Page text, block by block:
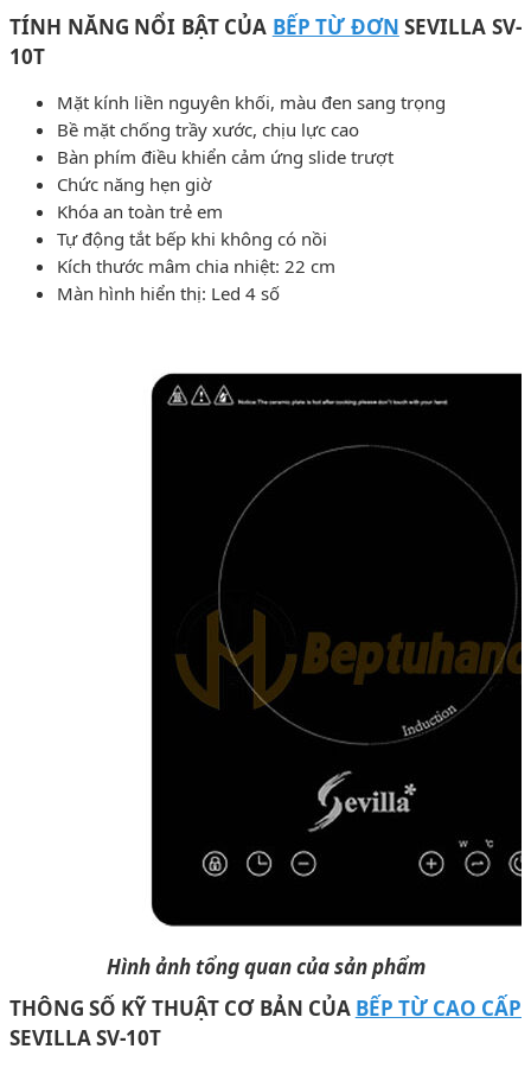
TÍNH NĂNG NỔI BẬT CỦA BẾP TỪ ĐƠN SEVILLA SV-
10T
Mặt kính liền nguyên khối, màu đen sang trọng
Bề mặt chống trầy xước, chịu lực cao
Bàn phím điều khiển cảm ứng slide trượt
Chức năng hẹn giờ
Khóa an toàn trẻ em
Tự động tắt bếp khi không có nồi
Kích thước mâm chia nhiệt: 22 cm
Màn hình hiển thị: Led 4 số
Hình ảnh tổng quan của sản phẩm
THÔNG SỐ KỸ THUẬT CƠ BẢN CỦA BẾP TỪ CAO CẤP
SEVILLA SV-10T